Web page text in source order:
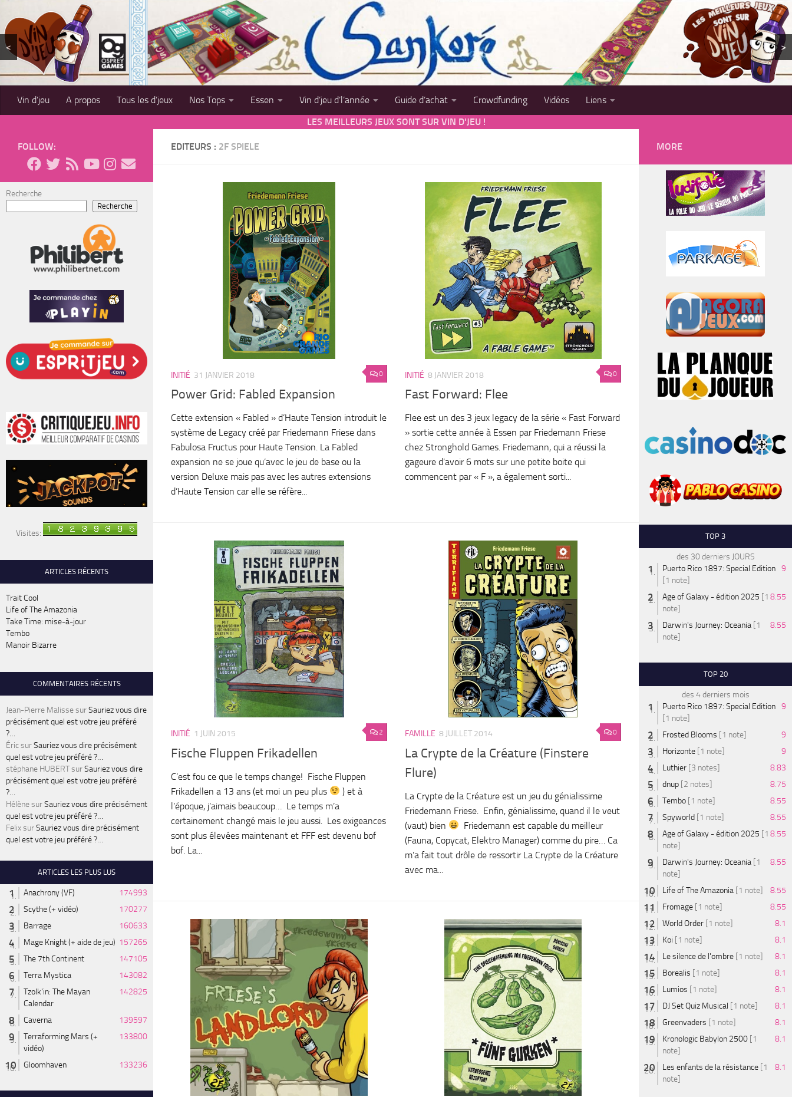
Skip to content
< >
Vin d’jeu A propos Tous les d’jeux Nos Tops Essen Vin d’jeu d’l’année Guide d’achat Crowdfunding Vidéos
Liens
LES MEILLEURS JEUX SONT SUR VIN D'JEU !
EDITEURS : 2F SPIELE
0
INITIÉ 31 JANVIER 2018
Power Grid: Fabled Expansion
Cette extension « Fabled » d’Haute Tension introduit le
système de Legacy créé par Friedemann Friese dans
Fabulosa Fructus pour Haute Tension. La Fabled
expansion ne se joue qu’avec le jeu de base ou la
version Deluxe mais pas avec les autres extensions
d’Haute Tension car elle se réfère...
0
INITIÉ 8 JANVIER 2018
Fast Forward: Flee
Flee est un des 3 jeux legacy de la série « Fast Forward
» sortie cette année à Essen par Friedemann Friese
chez Stronghold Games. Friedemann, qui a réussi la
gageure d’avoir 6 mots sur une petite boite qui
commencent par « F », a également sorti...
2
INITIÉ 1 JUIN 2015
Fische Fluppen Frikadellen
C’est fou ce que le temps change! Fische Fluppen
Frikadellen a 13 ans (et moi un peu plus
) et à
l’époque, j’aimais beaucoup… Le temps m’a
certainement changé mais le jeu aussi. Les exigeances
sont plus élevées maintenant et FFF est devenu bof
bof. La...
0
FAMILLE 8 JUILLET 2014
La Crypte de la Créature (Finstere
Flure)
La Crypte de la Créature est un jeu du génialissime
Friedemann Friese. Enfin, génialissime, quand il le veut
(vaut) bien
Friedemann est capable du meilleur
(Fauna, Copycat, Elektro Manager) comme du pire… Ca
m’a fait tout drôle de ressortir La Crypte de la Créature
avec ma...
FOLLOW:
Recherche
Recherche
Visites:
ARTICLES RÉCENTS
Trait Cool
Life of The Amazonia
Take Time: mise-à-jour
Tembo
Manoir Bizarre
COMMENTAIRES RÉCENTS
Jean-Pierre MalissesurSauriez vous dire
précisément quel est votre jeu préféré
?…
ÉricsurSauriez vous dire précisément
quel est votre jeu préféré ?…
stéphane HUBERTsurSauriez vous dire
précisément quel est votre jeu préféré
?…
HélènesurSauriez vous dire précisément
quel est votre jeu préféré ?…
FelixsurSauriez vous dire précisément
quel est votre jeu préféré ?…
ARTICLES LES PLUS LUS
Anachrony (VF)
174993
Scythe (+ vidéo)
170277
Barrage
160633
Mage Knight (+ aide de jeu) 157265
The 7th Continent
147105
Terra Mystica
143082
Tzolk'in: The Mayan
Calendar
142825
Caverna
139597
Terraforming Mars (+
vidéo)
133800
Gloomhaven 133236
MORE
TOP 3
des 30 derniers JOURS
Puerto Rico 1897: Special Edition
[1 note]
9
Age of Galaxy - édition 2025 [1
note]
8.55
Darwin's Journey: Oceania [1
note]
8.55
TOP 20
des 4 derniers mois
Puerto Rico 1897: Special Edition
[1 note]
9
Frosted Blooms [1 note]
9
Horizonte [1 note]
9
Luthier [3 notes]
8.83
dnup [2 notes]
8.75
Tembo [1 note]
8.55
Spyworld [1 note]
8.55
Age of Galaxy - édition 2025 [1
note]
8.55
Darwin's Journey: Oceania [1
note]
8.55
Life of The Amazonia [1 note]
8.55
Fromage [1 note]
8.55
World Order [1 note]
8.1
Koi [1 note]
8.1
Le silence de l'ombre [1 note]
8.1
Borealis [1 note]
8.1
Lumios [1 note]
8.1
DJ Set Quiz Musical [1 note]
8.1
Greenvaders [1 note]
8.1
Kronologic Babylon 2500 [1
note]
8.1
Les enfants de la résistance [1
note]
8.1